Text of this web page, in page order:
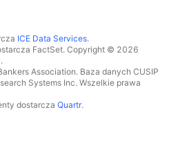
ICE Data Services.
FactSet. Copyright © 2026
Association. Baza danych CUSIP
Systems Inc. Wszelkie prawa
dostarcza Quartr.